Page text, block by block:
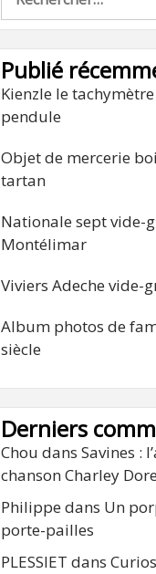
Publié
Kienzle le
pendule
Objet de mercerie
tartan
Nationale sept vide-
Montélimar
Viviers Adeche vide-
Album photos de
siècle
Derniers
Chou dans Savines :
chanson Charley
Philippe dans Un
porte-pailles
PLESSIET dans